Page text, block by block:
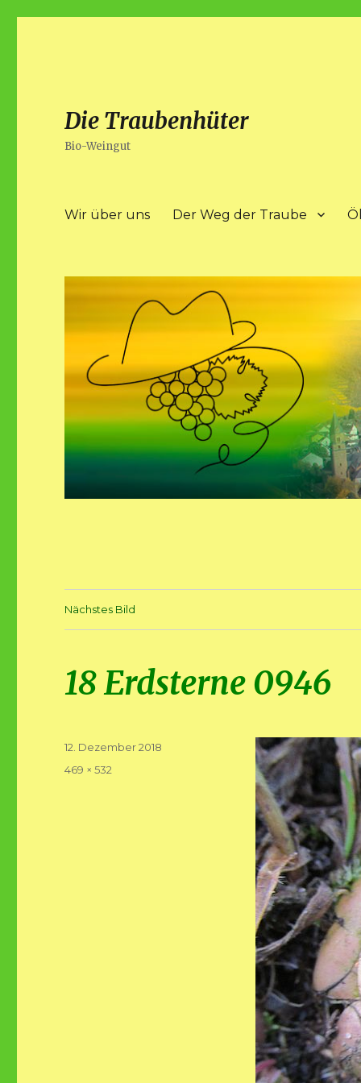
Die Traubenhüter
Bio-Weingut
Wir über uns Der Weg der Traube
Nächstes Bild
18 Erdsterne 0946
Veröffentlicht
12. Dezember 2018
Volle
469 × 532